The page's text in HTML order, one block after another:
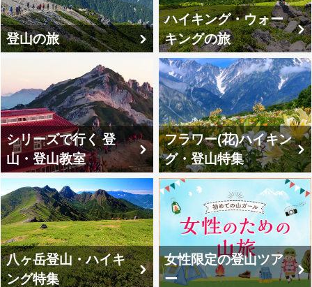
登山の旅
ハイキング・ウォー
キングの旅
シリーズで行く 登
山・登山教室
フラワー(花)ハイキン
グ・登山特集
八ヶ岳登山・ハイキ
ング特集
女性限定の登山ツア
ー